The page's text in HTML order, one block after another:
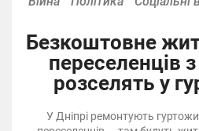
Безкоштовне
переселенців
розселять у
У Дніпрі ремонтують